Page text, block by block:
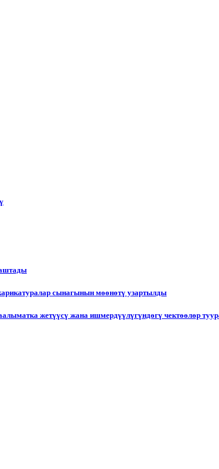
сынагынын мөөнөтү узартылды
жетүүсү жана ишмердүүлүгүндөгү чектөөлөр